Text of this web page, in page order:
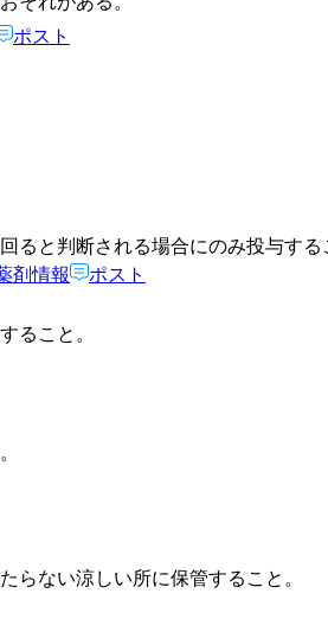
ると判断される場合にのみ投与する
ること。
ない涼しい所に保管すること。
ポスト
剤情報 ポスト